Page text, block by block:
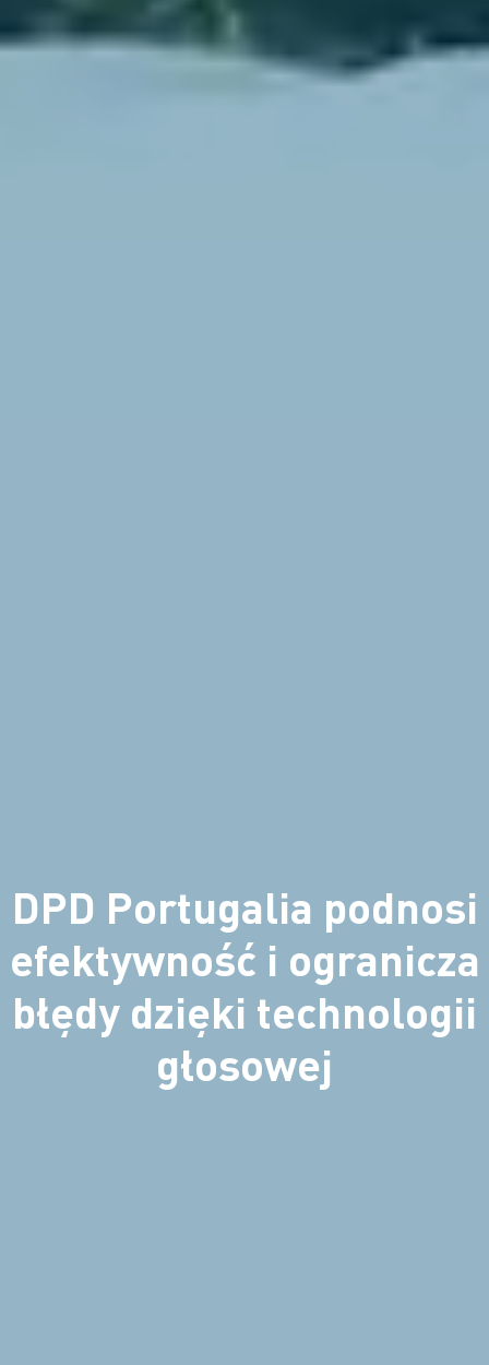
DPD Portugalia podnosi
efektywność i ogranicza
błędy dzięki technologii
głosowej